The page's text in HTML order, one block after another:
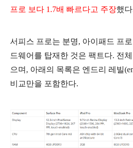
프로 보다 1.7배 빠르다고 주장했
서피스 프로는 분명, 아이패드 프
드웨어를 탑재한 것은 팩트다. 전
으며, 아래의 목록은 엔드리 레빌
비교만을 포함한다.